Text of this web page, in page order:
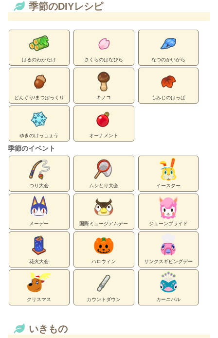
季節のDIYレシピ
はるのわかたけ さくらのはなびら なつのかいがら
どんぐり/まつぼっくり キノコ もみじのはっぱ
ゆきのけっしょう オーナメント
季節のイベント
つり大会 ムシとり大会 イースター
メーデー 国際ミュージアムデー ジューンブライド
花火大会 ハロウィン サンクスギビングデー
クリスマス カウントダウン カーニバル
いきもの